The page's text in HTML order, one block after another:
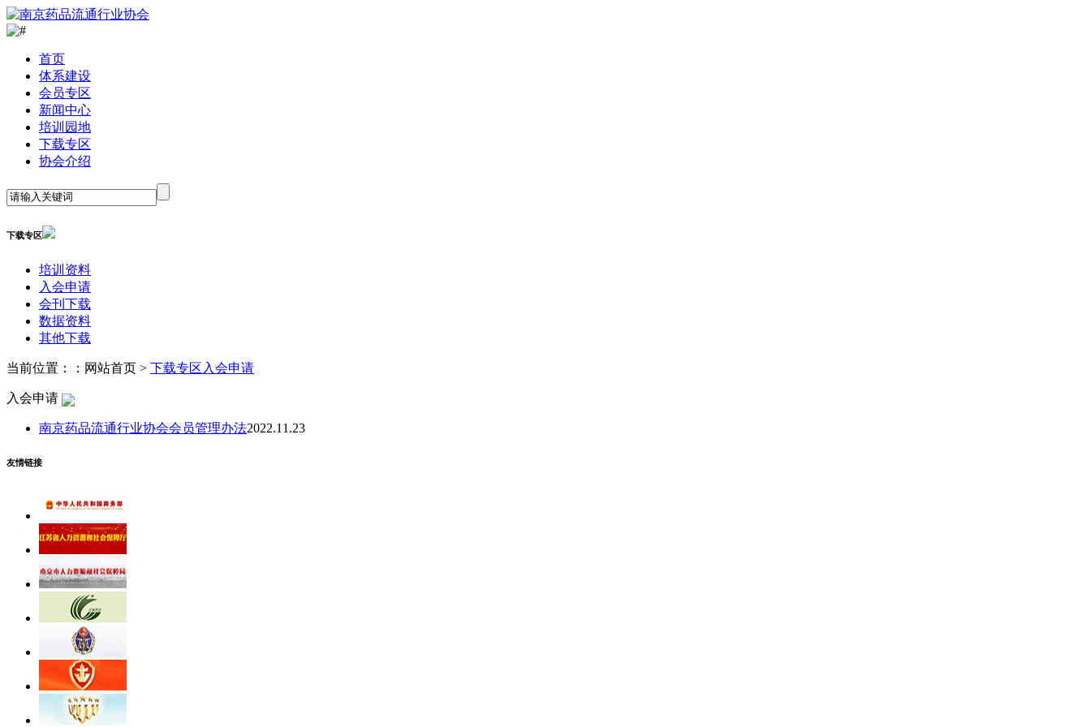
首页
体系建设
会员专区
新闻中心
培训园地
下载专区
协会介绍
下载专区
培训资料
入会申请
会刊下载
数据资料
其他下载
当前位置：：网站首页 > 下载专区入会申请
入会申请
南京药品流通行业协会会员管理办法2022.11.23
友情链接